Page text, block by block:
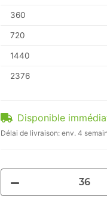
360
720
1440
2376
Disponible
Délai de livraison: env. 4